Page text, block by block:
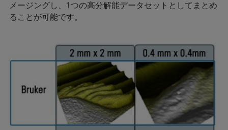
メージングし、1つの高分解能データセットとしてまとめ
ることが可能です。